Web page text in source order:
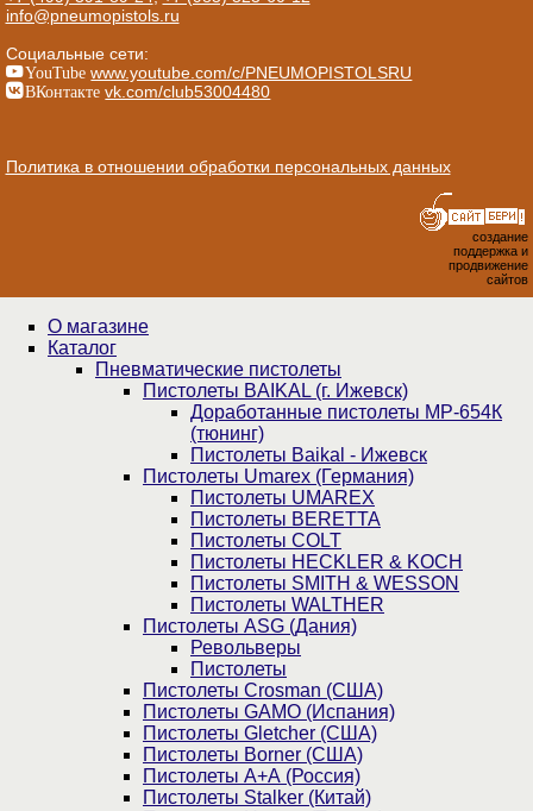
info@pneumopistols.ru
Социальные сети:
YouTube www.youtube.com/c/PNEUMOPISTOLSRU
ВКонтакте vk.com/club53004480
Политика в отношении обработки персональных данных
создание
поддержка и
продвижение
сайтов
О магазине
Каталог
Пнев­ма­ти­чес­кие пистолеты
Пистолеты BAIKAL (г. Ижевск)
Доработанные пистолеты МР-654К
(тюнинг)
Пистолеты Baikal - Ижевск
Пистолеты Umarex (Германия)
Пистолеты UMAREX
Пистолеты BERETTA
Пистолеты COLT
Пистолеты HECKLER & KOCH
Пистолеты SMITH & WESSON
Пистолеты WALTHER
Пистолеты ASG (Дания)
Револьверы
Пистолеты
Пистолеты Crosman (США)
Пистолеты GAMO (Испания)
Пистолеты Gletcher (США)
Пистолеты Borner (США)
Пистолеты А+А (Россия)
Пистолеты Stalker (Китай)